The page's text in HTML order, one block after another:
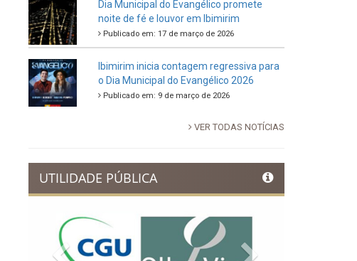
Dia Municipal do Evangélico promete
noite de fé e louvor em Ibimirim
Publicado em: 17 de março de 2026
Ibimirim inicia contagem regressiva para
o Dia Municipal do Evangélico 2026
Publicado em: 9 de março de 2026
VER TODAS NOTÍCIAS
UTILIDADE PÚBLICA
Previous